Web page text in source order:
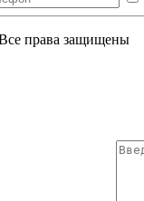
права защищены